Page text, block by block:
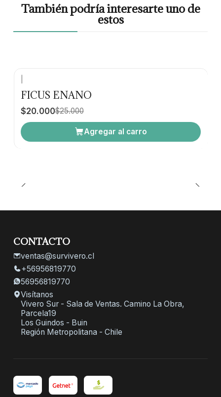
También podría interesarte uno de
estos
FICUS ENANO
$20.000$25.000
Agregar al carro
CONTACTO
ventas@survivero.cl
+56956819770
56956819770
Visítanos
Vivero Sur - Sala de Ventas. Camino La Obra,
Parcela19
Los Guindos - Buin
Región Metropolitana - Chile